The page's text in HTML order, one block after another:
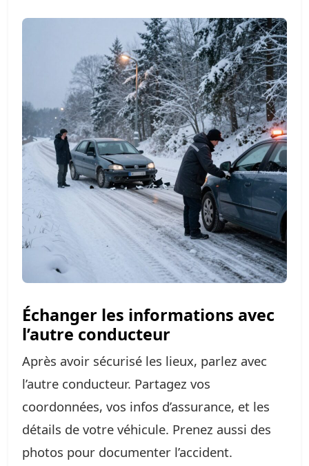
Échanger les informations avec
l’autre conducteur
Après avoir sécurisé les lieux, parlez avec
l’autre conducteur. Partagez vos
coordonnées, vos infos d’assurance, et les
détails de votre véhicule. Prenez aussi des
photos pour documenter l’accident.